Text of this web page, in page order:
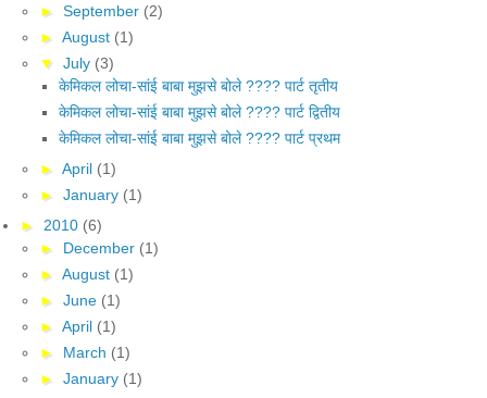
► September (2)
► August (1)
▼ July (3)
केमिकल लोचा-सांई बाबा मुझसे बोले ???? पार्ट तृतीय
केमिकल लोचा-सांई बाबा मुझसे बोले ???? पार्ट द्वितीय
केमिकल लोचा-सांई बाबा मुझसे बोले ???? पार्ट प्रथम
► April (1)
► January (1)
► 2010 (6)
► December (1)
► August (1)
► June (1)
► April (1)
► March (1)
► January (1)